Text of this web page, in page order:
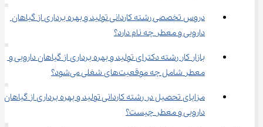
دروس تخصصی رشته ﻛﺎردانی ﺗﻮلید و ﺑﻬﺮه ﺑﺮداری از گیاﻫﺎن
دارویی و ﻣﻌﻄﺮ چه نام دارد؟
بازار کار رشته دکترای ﺗﻮلید و ﺑﻬﺮه ﺑﺮداری از گیاﻫﺎن دارویی و
ﻣﻌﻄﺮ شامل چه موقعیت‌های شغلی می‌شود؟
مزایای تحصیل در رشته ﻛﺎردانی ﺗﻮلید و ﺑﻬﺮه ﺑﺮداری از گیاﻫﺎن
دارویی و ﻣﻌﻄﺮ چیست؟